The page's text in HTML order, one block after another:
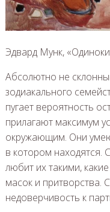
Эдвард Мунк,
Абсолютно не
зодиакального
пугает вероятность
прилагают максимум
окружающим. Они
в котором находятся.
любит их такими,
масок и
недоверчивость к